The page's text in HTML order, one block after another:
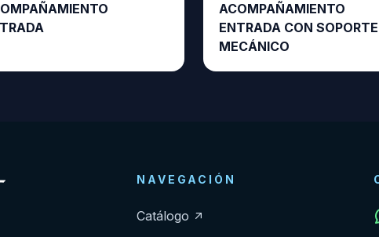
ACOMPAÑAMIENTO
ENTRADA CON SOPORTE
MECÁNICO
NAVEGACIÓN
Catálogo